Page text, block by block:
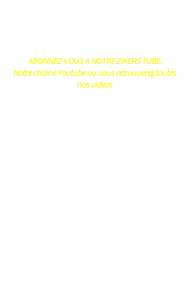
ABONNEZ VOUS A NOTRE ZIKERS TUBE.
Notre chaine Youtube ou vous retrouverez toutes
nos videos